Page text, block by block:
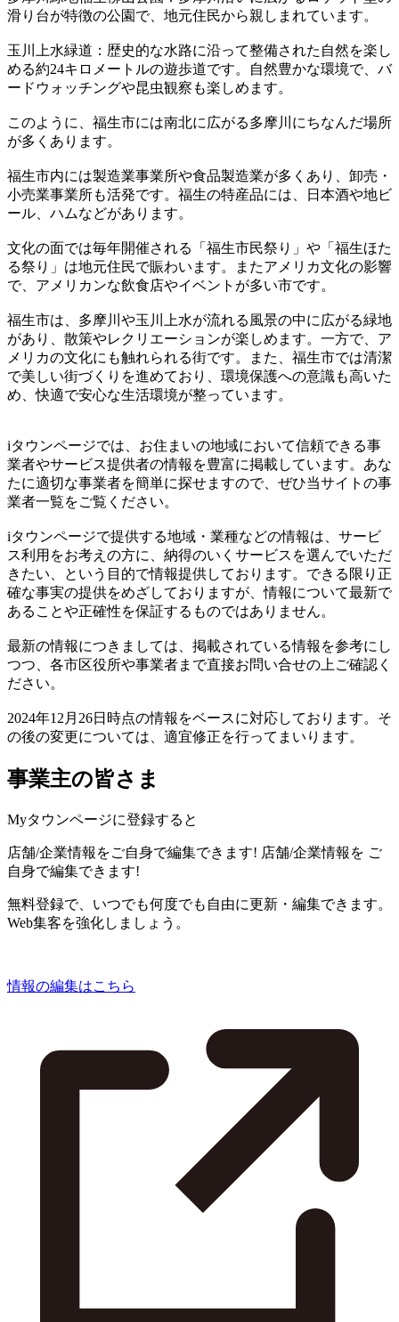
滑り台が特徴の公園で、地元住民から親しまれています。
玉川上水緑道：歴史的な水路に沿って整備された自然を楽し
める約24キロメートルの遊歩道です。自然豊かな環境で、バ
ードウォッチングや昆虫観察も楽しめます。
このように、福生市には南北に広がる多摩川にちなんだ場所
が多くあります。
福生市内には製造業事業所や食品製造業が多くあり、卸売・
小売業事業所も活発です。福生の特産品には、日本酒や地ビ
ール、ハムなどがあります。
文化の面では毎年開催される「福生市民祭り」や「福生ほた
る祭り」は地元住民で賑わいます。またアメリカ文化の影響
で、アメリカンな飲食店やイベントが多い市です。
福生市は、多摩川や玉川上水が流れる風景の中に広がる緑地
があり、散策やレクリエーションが楽しめます。一方で、ア
メリカの文化にも触れられる街です。また、福生市では清潔
で美しい街づくりを進めており、環境保護への意識も高いた
め、快適で安心な生活環境が整っています。
iタウンページでは、お住まいの地域において信頼できる事
業者やサービス提供者の情報を豊富に掲載しています。あな
たに適切な事業者を簡単に探せますので、ぜひ当サイトの事
業者一覧をご覧ください。
iタウンページで提供する地域・業種などの情報は、サービ
ス利用をお考えの方に、納得のいくサービスを選んでいただ
きたい、という目的で情報提供しております。できる限り正
確な事実の提供をめざしておりますが、情報について最新で
あることや正確性を保証するものではありません。
最新の情報につきましては、掲載されている情報を参考にし
つつ、各市区役所や事業者まで直接お問い合せの上ご確認く
ださい。
2024年12月26日時点の情報をベースに対応しております。そ
の後の変更については、適宜修正を行ってまいります。
事業主の皆さま
Myタウンページに登録すると
店舗/企業情報をご自身で編集できます! 店舗/企業情報を ご
自身で編集できます!
無料登録で、いつでも何度でも自由に更新・編集できます。
Web集客を強化しましょう。
情報の編集はこちら